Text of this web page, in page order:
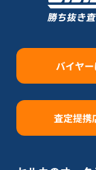
バイヤ
査定提携